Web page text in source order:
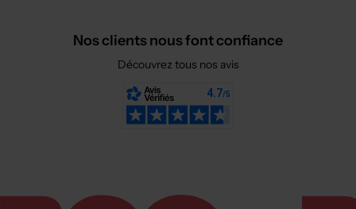
Nos clients nous font confiance
Découvrez tous nos avis